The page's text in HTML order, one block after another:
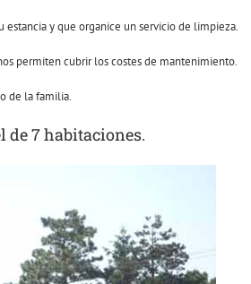
y que organice un servicio de limpieza.
permiten cubrir los costes de mantenimiento.
de la familia.
de 7 habitaciones.